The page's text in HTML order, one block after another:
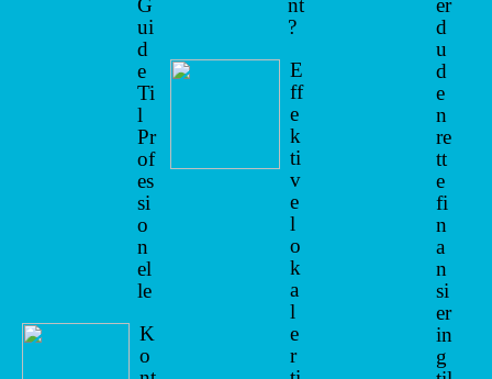
G
ui
d
e
Ti
l
Pr
of
es
si
o
n
el
le
K
o
nt
?
E
ff
e
k
ti
v
e
l
o
k
a
l
e
r
er
d
u
d
e
n
re
tt
e
fi
n
a
n
si
er
in
g